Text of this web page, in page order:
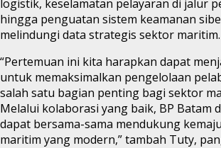
logistik, keselamatan pelayaran di jalur
hingga penguatan sistem keamanan
melindungi data strategis sektor maritim.
“Pertemuan ini kita harapkan dapat
untuk memaksimalkan pengelolaan
salah satu bagian penting bagi sektor
Melalui kolaborasi yang baik, BP Batam
dapat bersama-sama mendukung
maritim yang modern,” tambah Tuty,